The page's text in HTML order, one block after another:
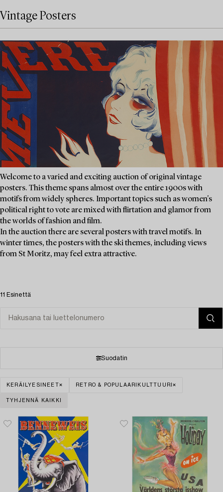
Vintage Posters
Welcome to a varied and exciting auction of original vintage
posters. This theme spans almost over the entire 1900s with
motifs from widely spheres. Important topics such as women's
political right to vote are mixed with flirtation and glamor from
the worlds of fashion and film.
In the auction there are several posters with travel motifs. In
winter times, the posters with the ski themes, including views
from St Moritz, may feel extra attractive.
11 Esinettä
Suodatin
KERÄILYESINEET RETRO & POPULAARIKULTTUURI
TYHJENNÄ KAIKKI